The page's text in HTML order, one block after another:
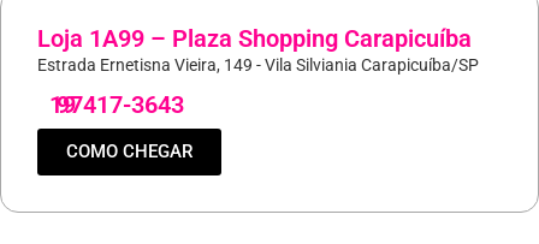
Loja 1A99 – Plaza Shopping Carapicuíba
Estrada Ernetisna Vieira, 149 - Vila Silviania Carapicuíba/SP
19
97417-3643
COMO CHEGAR